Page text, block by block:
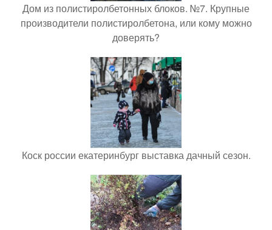
Дом из полистиролбетонных блоков. №7. Крупные
производители полистиролбетона, или кому можно
доверять?
Коск россии екатеринбург выставка дачный сезон.